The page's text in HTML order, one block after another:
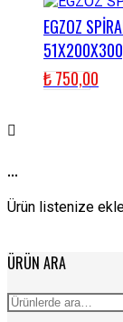
EGZOZ
₺750,00
...
Ürün listenize
ÜRÜN ARA
Ara: